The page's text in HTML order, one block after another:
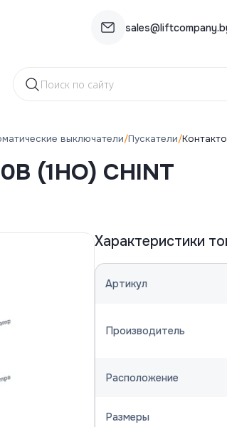
выключатели/Пускатели/
(1HO) CHINT
Характеристики
Артикул
Производитель
Расположение
Размеры
данных